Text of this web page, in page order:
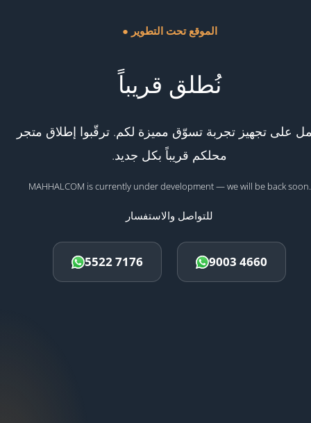
● الموقع تحت التطوير
نُطلق قريباً
على تجهيز تجربة تسوّق مميزة لكم. ترقّبوا إطلاق متجر
محلكم قريباً بكل جديد.
MAHHALCOM is currently under development — we will be back soon.
للتواصل والاستفسار
5522 7176 9003 4660